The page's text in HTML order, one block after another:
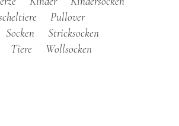
Pullover
Socken
Stricksocken
Tiere Wollsocken